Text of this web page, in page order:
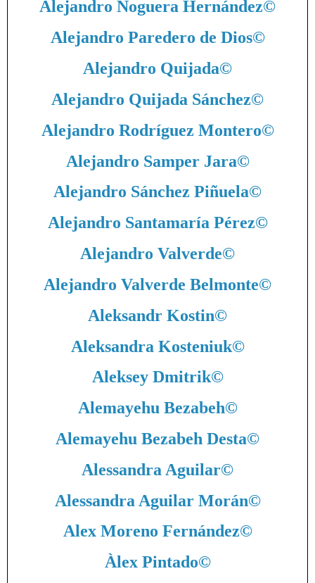
Alejandro Noguera Hernández©
Alejandro Paredero de Dios©
Alejandro Quijada©
Alejandro Quijada Sánchez©
Alejandro Rodríguez Montero©
Alejandro Samper Jara©
Alejandro Sánchez Piñuela©
Alejandro Santamaría Pérez©
Alejandro Valverde©
Alejandro Valverde Belmonte©
Aleksandr Kostin©
Aleksandra Kosteniuk©
Aleksey Dmitrik©
Alemayehu Bezabeh©
Alemayehu Bezabeh Desta©
Alessandra Aguilar©
Alessandra Aguilar Morán©
Alex Moreno Fernández©
Àlex Pintado©